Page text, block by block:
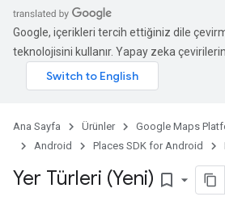
Google, içerikleri tercih ettiğiniz dile
teknolojisini kullanır. Yapay zeka
Ana Sayfa Ürünler Google Maps
Android
Places SDK for Android
Yer Türleri (Yeni) bookmark_border